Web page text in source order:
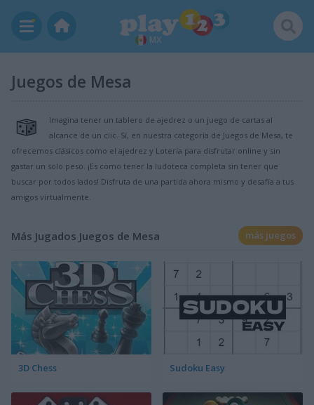
MX
Juegos de Mesa
Imagina tener un tablero de ajedrez o un juego de cartas al
alcance de un clic. Sí, en nuestra categoría de Juegos de Mesa, te
ofrecemos clásicos como el ajedrez y Lotería para disfrutar online y sin
gastar un solo peso. ¡Es como tener la ludoteca completa sin tener que
buscar por todos lados! Disfruta de una partida ahora mismo y desafía a tus
amigos virtualmente.
Más Jugados Juegos de Mesa más juegos
3D Chess Sudoku Easy